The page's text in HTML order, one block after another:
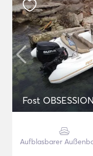
Fost OBSESSION
Aufblasbarer